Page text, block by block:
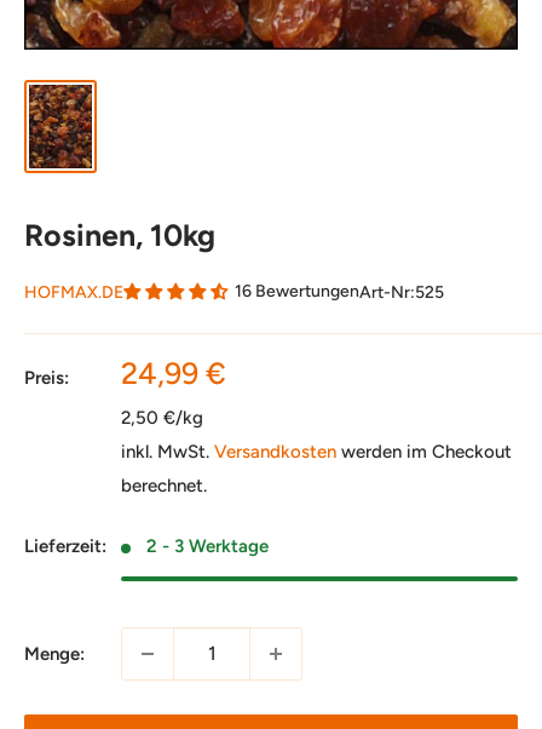
Rosinen, 10kg
HOFMAX.DE 16 BewertungenArt-Nr:525
Preis: Sonderpreis
24,99 €
2,50 €/kg
inkl. MwSt. Versandkosten werden im Checkout
berechnet.
Lieferzeit: 2 - 3 Werktage
Menge: